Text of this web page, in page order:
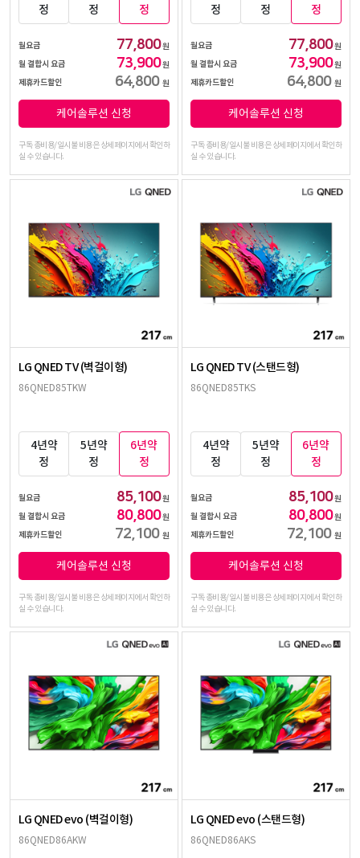
정 정 정
월요금 77,800원
월 결합시 요금
73,900원
제휴카드할인
64,800 원
케어솔루션 신청
구독 총비용/일시불 비용은 상세페이지에서 확인하
실 수 있습니다.
정 정 정
월요금 77,800원
월 결합시 요금
73,900원
제휴카드할인
64,800 원
케어솔루션 신청
구독 총비용/일시불 비용은 상세페이지에서 확인하
실 수 있습니다.
LG QNED TV (벽걸이형)
86QNED85TKW
4년약
정
5년약
정
6년약
정
월요금 85,100원
월 결합시 요금
80,800원
제휴카드할인
72,100 원
케어솔루션 신청
구독 총비용/일시불 비용은 상세페이지에서 확인하
실 수 있습니다.
LG QNED TV (스탠드형)
86QNED85TKS
4년약
정
5년약
정
6년약
정
월요금 85,100원
월 결합시 요금
80,800원
제휴카드할인
72,100 원
케어솔루션 신청
구독 총비용/일시불 비용은 상세페이지에서 확인하
실 수 있습니다.
LG QNED evo (벽걸이형)
86QNED86AKW
LG QNED evo (스탠드형)
86QNED86AKS